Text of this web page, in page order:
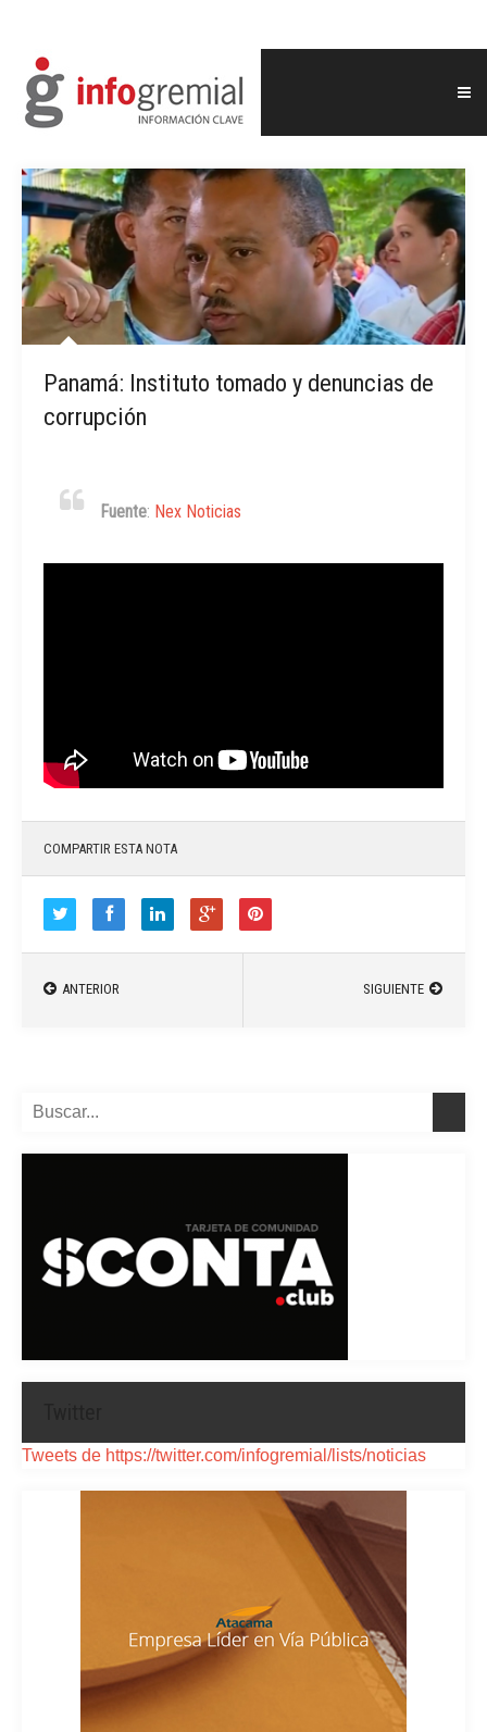
Panamá: Instituto tomado y denuncias de
corrupción
Fuente: Nex Noticias
COMPARTIR ESTA NOTA
ANTERIOR SIGUIENTE
Tweets de https://twitter.com/infogremial/lists/noticias